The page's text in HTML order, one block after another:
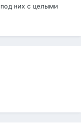
них с целыми